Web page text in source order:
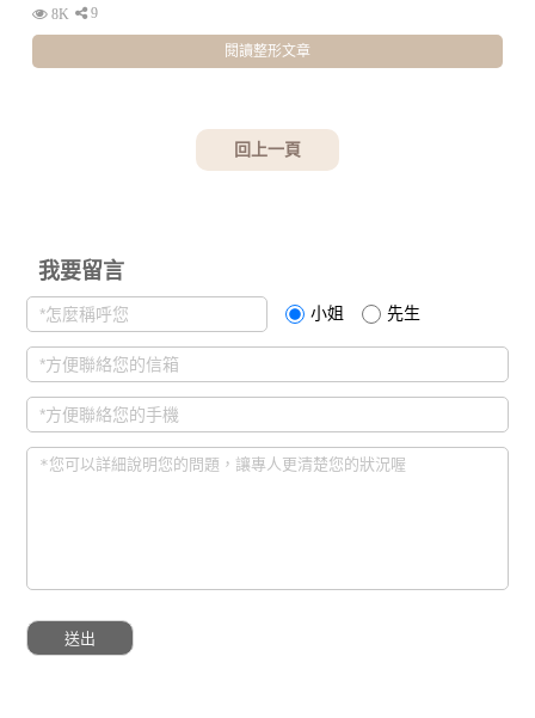
8K
9
閱讀整形文章
回上一頁
我要留言
小姐 先生